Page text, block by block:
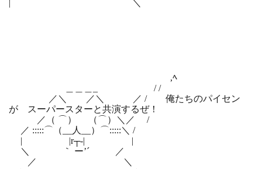
| ＼
,ﾍ
＿＿＿_ / /
／＼ ／＼ ／ / 俺たちのパイセン
が スーパースターと共演するぜ！
／（ ⌒） （⌒）＼／ /
／ :::::⌒（__人__）⌒:::::＼ /
| |r┬-| |
＼ ｀ ー’´ ／
／ ＼